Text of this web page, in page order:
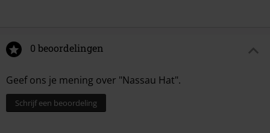
0 beoordelingen
Geef ons je mening over "Nassau Hat".
Schrijf een beoordeling